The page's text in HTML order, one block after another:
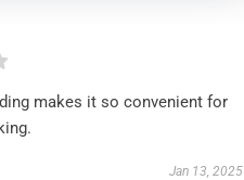
makes it so convenient for
Jan 13, 2025